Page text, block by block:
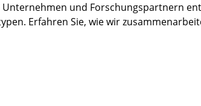
und Forschungspartnern
Erfahren Sie, wie wir